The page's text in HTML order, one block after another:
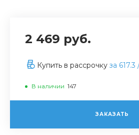
2 469 руб.
Купить в рассрочку за 617.3
В наличии 147
ЗАКАЗАТЬ